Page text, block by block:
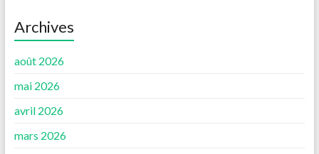
Archives
août 2026
mai 2026
avril 2026
mars 2026